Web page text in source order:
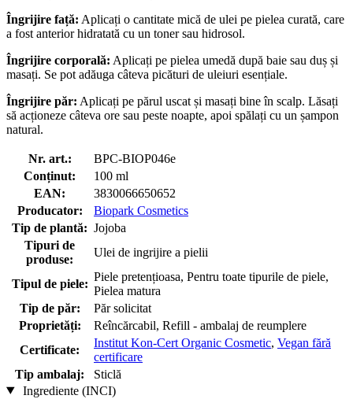
Îngrijire față: Aplicați o cantitate mică de ulei pe pielea curată, care
a fost anterior hidratată cu un toner sau hidrosol.
Îngrijire corporală: Aplicați pe pielea umedă după baie sau duș și
masați. Se pot adăuga câteva picături de uleiuri esențiale.
Îngrijire păr: Aplicați pe părul uscat și masați bine în scalp. Lăsați
să acționeze câteva ore sau peste noapte, apoi spălați cu un șampon
natural.
Nr. art.:
BPC-BIOP046e
Conținut:
100 ml
EAN:
3830066650652
Producator:
Biopark Cosmetics
Tip de plantă: Jojoba
Tipuri de
produse:
Ulei de ingrijire a pielii
Tipul de piele:
Piele pretențioasa, Pentru toate tipurile de piele,
Pielea matura
Tip de păr:
Păr solicitat
Proprietăți:
Reîncărcabil, Refill - ambalaj de reumplere
Certificate:
Institut Kon-Cert Organic Cosmetic, Vegan fără
certificare
Tip ambalaj:
Sticlă
Ingrediente (INCI)